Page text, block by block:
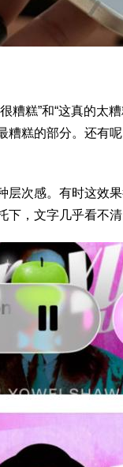
糕”和“这真的太糟
糟糕的部分。还有
层次感。有时这效
，文字几乎看不清